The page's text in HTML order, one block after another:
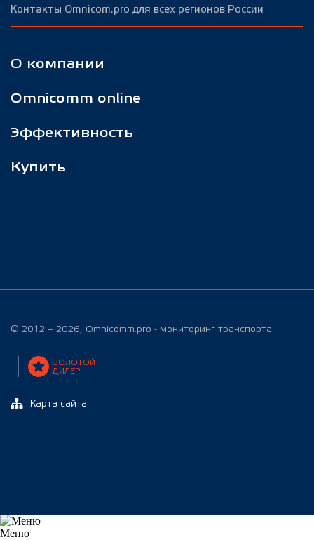
Контакты Omnicom.pro для всех регионов России
О компании
Omnicomm online
Эффективность
Купить
© 2012 – 2026, Omnicomm.pro - мониторинг транспорта
ЗОЛОТОЙ
ДИЛЕР
Карта сайта
Меню